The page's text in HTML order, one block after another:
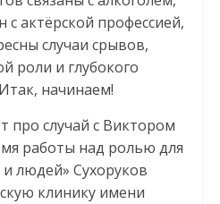
с актёрской профессией,
случаи срывов,
роли и глубокого
начинаем!
про случай с Виктором
работы над ролью для
людей» Сухоруков
клинику имени